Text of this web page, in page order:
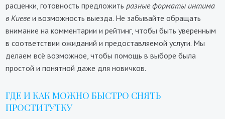
расценки, готовность предложитьразные форматы интима
в Киевеи возможность выезда. Не забывайте обращать
внимание на комментарии и рейтинг, чтобы быть уверенным
в соответствии ожиданий и предоставляемой услуги. Мы
делаем всё возможное, чтобы помощь в выборе была
простой и понятной даже для новичков.
ГДЕ И КАК МОЖНО БЫСТРО СНЯТЬ
ПРОСТИТУТКУ